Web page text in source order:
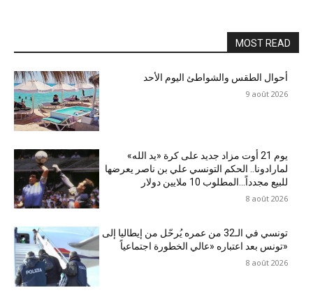
MOST READ
أحوال الطقس والشواطئ اليوم الأحد
9 août 2026
يوم 21 أوت مزاد جديد على كرة «يد الله»
لمارادونا.. الحكم التونسي علي بن ناصر يعرضها
للبيع مجدداً…المطلوب 10 ملايين دولار
8 août 2026
تونسي في الـ32 من عمره يُرحّل من إيطاليا إلى
تونس بعد اعتباره «عالي الخطورة اجتماعياً»
8 août 2026